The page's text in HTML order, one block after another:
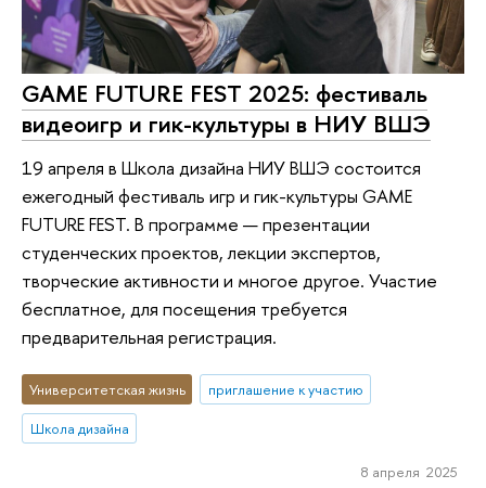
GAME FUTURE FEST 2025: фестиваль
видеоигр и гик-культуры в НИУ ВШЭ
19 апреля в Школа дизайна НИУ ВШЭ состоится
ежегодный фестиваль игр и гик-культуры GAME
FUTURE FEST. В программе — презентации
студенческих проектов, лекции экспертов,
творческие активности и многое другое. Участие
бесплатное, для посещения требуется
предварительная регистрация.
Университетская жизнь
приглашение к участию
Школа дизайна
8 апреля 2025